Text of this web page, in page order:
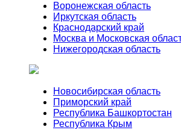
Воронежская область
Иркутская область
Краснодарский край
Москва и Московская
Нижегородская область
Новосибирская область
Приморский край
Республика Башкортостан
Республика Крым